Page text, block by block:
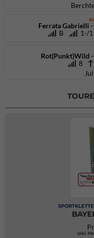
Ferrata Gabrielli
B
Rot(Punkt)Wild
8
(inkl.